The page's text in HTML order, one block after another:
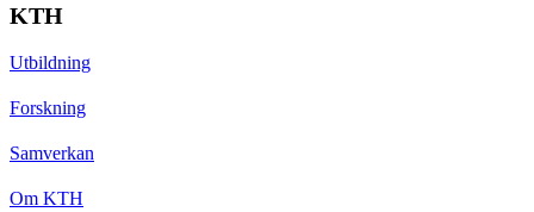
KTH
Utbildning
Forskning
Samverkan
Om KTH